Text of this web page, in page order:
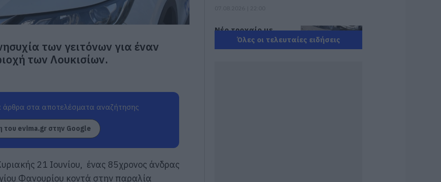
των γειτόνων για έναν
των Λουκισίων.
στα αποτελέσματα αναζήτησης
του evima.gr στην Google
21 Ιουνίου, ένας 85χρονος άνδρας
Φανουρίου κοντά στην παραλία
Νέο τροχαίο με
υλικές ζημιές
07.08.2026 | 21:40
Όλες οι τελευταίες ειδήσεις